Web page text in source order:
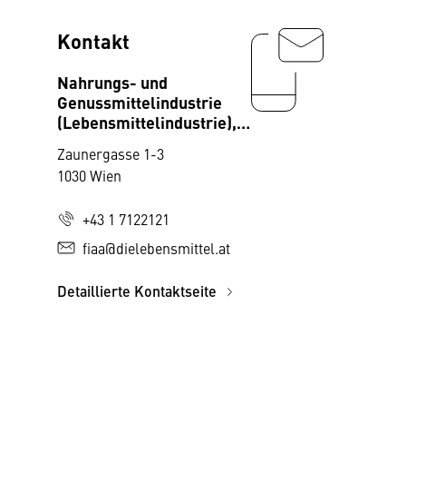
Kontakt
Nahrungs- und
Genussmittelindustrie
(Lebensmittelindustrie),
Zaunergasse 1-3
1030 Wien
+43 1 7122121
fiaa@dielebensmittel.at
Detaillierte Kontaktseite